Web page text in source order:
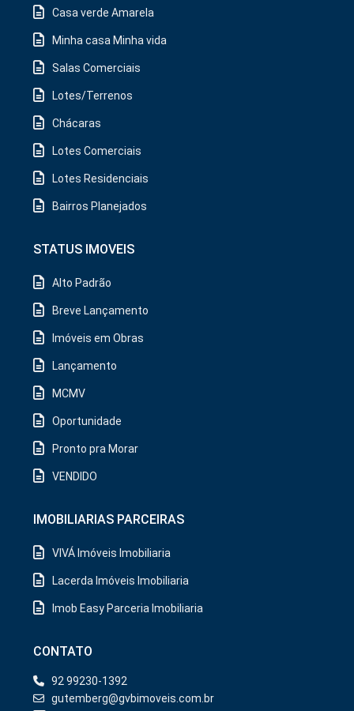
Casa verde Amarela
Minha casa Minha vida
Salas Comerciais
Lotes/Terrenos
Chácaras
Lotes Comerciais
Lotes Residenciais
Bairros Planejados
STATUS IMOVEIS
Alto Padrão
Breve Lançamento
Imóveis em Obras
Lançamento
MCMV
Oportunidade
Pronto pra Morar
VENDIDO
IMOBILIARIAS PARCEIRAS
VIVÁ Imóveis Imobiliaria
Lacerda Imóveis Imobiliaria
Imob Easy Parceria Imobiliaria
CONTATO
92 99230-1392
gutemberg@gvbimoveis.com.br